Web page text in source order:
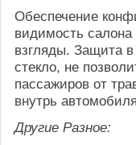
Обеспечение
видимость
взгляды. Защита
стекло, не
пассажиров от
внутрь
Другие Разное: